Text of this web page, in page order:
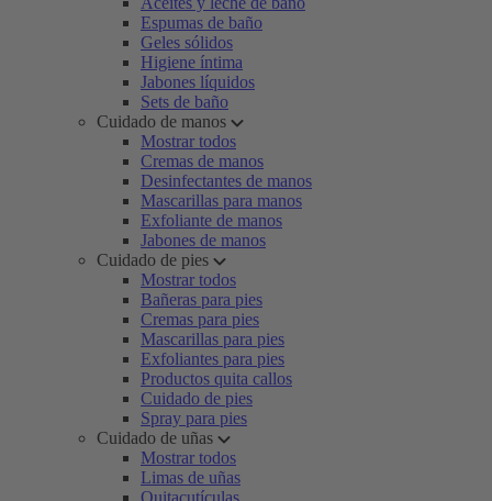
Espumas de baño
Geles sólidos
Higiene íntima
Jabones líquidos
Sets de baño
Cuidado de manos
Mostrar todos
Cremas de manos
Desinfectantes de manos
Mascarillas para manos
Exfoliante de manos
Jabones de manos
Cuidado de pies
Mostrar todos
Bañeras para pies
Cremas para pies
Mascarillas para pies
Exfoliantes para pies
Productos quita callos
Cuidado de pies
Spray para pies
Cuidado de uñas
Mostrar todos
Limas de uñas
Quitacutículas